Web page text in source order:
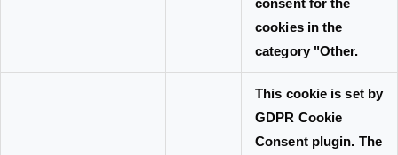
cookies in the
category "Other.
This cookie is set by
GDPR Cookie
Consent plugin. The